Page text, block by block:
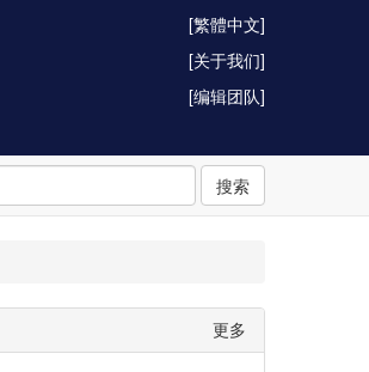
[繁體中文]
[关于我们]
[编辑团队]
搜索
更多